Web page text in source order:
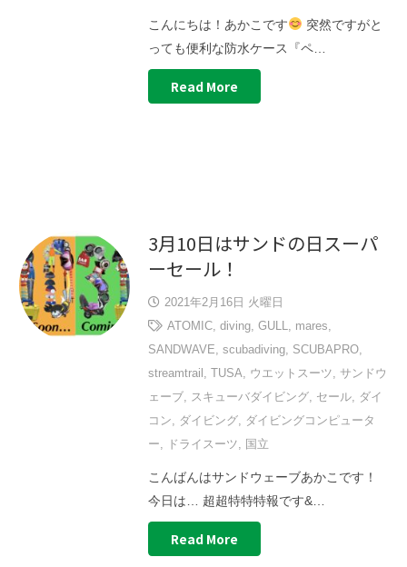
こんにちは！あかこです
突然ですがと
っても便利な防水ケース『ペ…
Read More
3月10日はサンドの日スーパ
ーセール！
2021年2月16日 火曜日
ATOMIC,diving,GULL, mares,
SANDWAVE,scubadiving, SCUBAPRO,
streamtrail , TUSA, ウエットスーツ, サンドウ
ェーブ, スキューバダイビング, セール, ダイ
コン, ダイビング, ダイビングコンピュータ
ー, ドライスーツ, 国立
こんばんはサンドウェーブあかこです！
今日は… 超超特特特報です&…
Read More